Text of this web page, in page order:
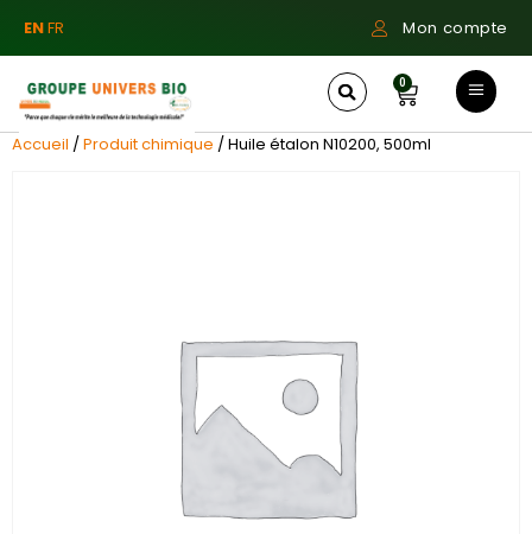
ENFR Mon compte
0
Accueil /Produit chimique / Huile étalon N10200, 500ml